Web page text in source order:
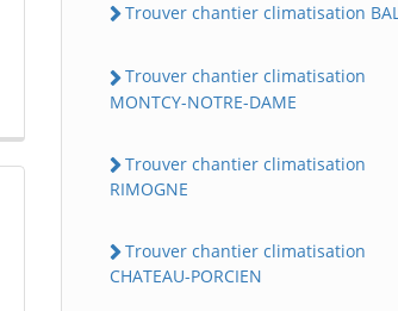
Trouver chantier climatisation
Trouver chantier climatisation
MONTCY-NOTRE-DAME
Trouver chantier climatisation
RIMOGNE
Trouver chantier climatisation
CHATEAU-PORCIEN